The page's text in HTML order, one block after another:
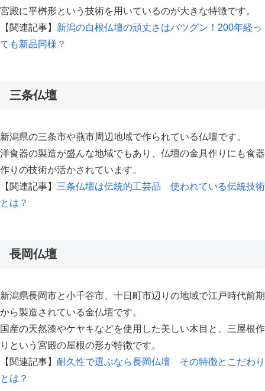
宮殿に平桝形という技術を用いているのが大きな特徴です。
【関連記事】 新潟の白根仏壇の頑丈さはバツグン！200年経っ
ても新品同様？
三条仏壇
新潟県の三条市や燕市周辺地域で作られている仏壇です。
洋食器の製造が盛んな地域でもあり、仏壇の金具作りにも食器
作りの技術が活かされています。
【関連記事】 三条仏壇は伝統的工芸品 使われている伝統技術
とは？
長岡仏壇
新潟県長岡市と小千谷市、十日町市辺りの地域で江戸時代前期
から製造されている金仏壇です。
国産の天然漆やケヤキなどを使用した美しい木目と、三屋根作
りという宮殿の屋根の形が特徴です。
【関連記事】 耐久性で選ぶなら長岡仏壇 その特徴とこだわり
とは？